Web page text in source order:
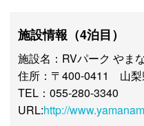
施設情報（4泊目）
施設名：RVパーク やま
住所：〒400-0411 山梨
TEL：055-280-3340
URL:http://